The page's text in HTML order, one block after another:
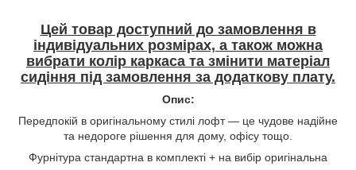
Цей товар доступний до замовлення в
індивідуальних розмірах, а також можна
вибрати колір каркаса та змінити матеріал
сидіння під замовлення за додаткову плату.
Опис:
Передпокій в оригінальному стилі лофт — це чудове надійне
та недороге рішення для дому, офісу тощо.
Фурнітура стандартна в комплекті + на вибір оригінальна